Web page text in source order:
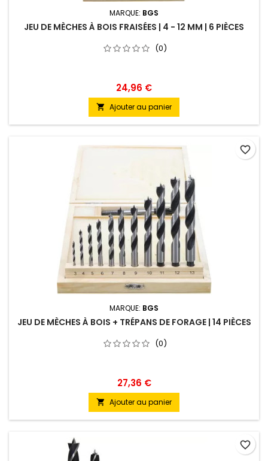
MARQUE: BGS
JEU DE MÈCHES À BOIS FRAISÉES | 4 - 12 MM | 6 PIÈCES
(0)
24,96 €
 Ajouter au panier
MARQUE: BGS
JEU DE MÈCHES À BOIS + TRÉPANS DE FORAGE | 14 PIÈCES
(0)
27,36 €
 Ajouter au panier
favorite_border
favorite_border